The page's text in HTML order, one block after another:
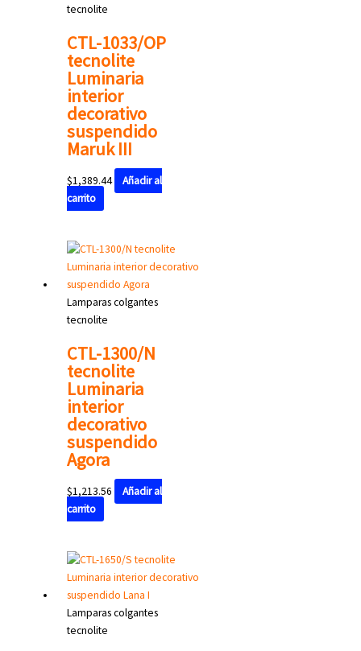
tecnolite
CTL-1033/OP
tecnolite
Luminaria
interior
decorativo
suspendido
Maruk III
$1,389.44
Añadir al
carrito
Lamparas colgantes
tecnolite
CTL-1300/N
tecnolite
Luminaria
interior
decorativo
suspendido
Agora
$1,213.56
Añadir al
carrito
Lamparas colgantes
tecnolite